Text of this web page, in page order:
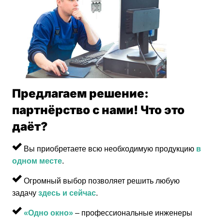
Предлагаем решение:
партнёрство с нами! Что это
даёт?
Вы приобретаете всю необходимую продукцию в
одном месте.
Огромный выбор позволяет решить любую
задачу здесь и сейчас.
«Одно окно» – профессиональные инженеры